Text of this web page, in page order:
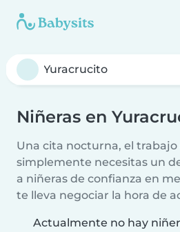
Niñeras en
Una cita nocturna, el trabajo
simplemente necesitas un
a niñeras de confianza en
te lleva negociar la hora de
Actualmente no hay